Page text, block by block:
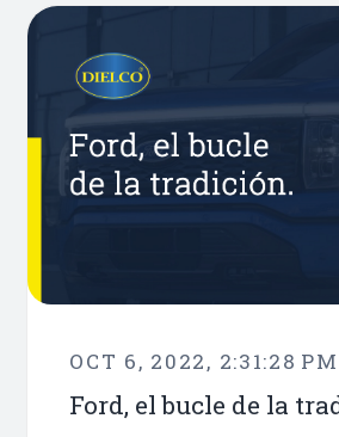
OCT 6, 2022, 2:31:28
Ford, el bucle de la